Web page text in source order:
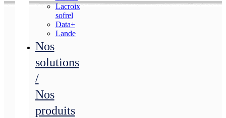
Lacroix
sofrel
Data+
Lande
Nos
solutions
/
Nos
produits